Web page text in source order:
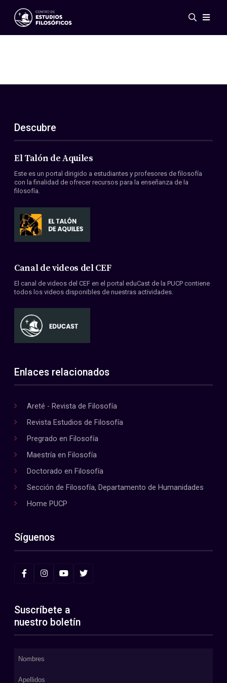
Eventos
ES
EN
Acerca de nosotros
Miembros
Convenios
Descubre
El Talón de Aquiles
Este es un portal dirigido a estudiantes y profesores de filosofía
con la finalidad de ofrecer recursos para la enseñanza de la
filosofía.
Canal de videos del CEF
El canal de videos del CEF en el portal eduCast de la PUCP contiene
todos los videos disponibles de nuestras actividades.
Enlaces relacionados
Areté - Revista de Filosofía
Revista Estudios de Filosofía
Pregrado en Filosofía
Maestría en Filosofía
Doctorado en Filosofía
Sección de Filosofía, Departamento de Humanidades
Home PUCP
Síguenos
Suscríbete a
nuestro boletín